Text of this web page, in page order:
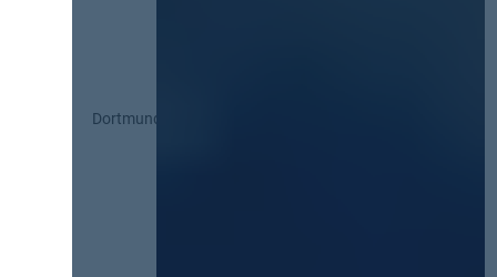
Dortmund